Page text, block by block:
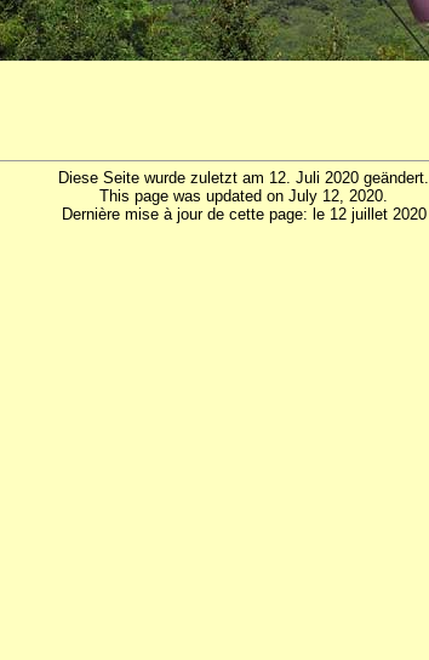
Diese Seite wurde zuletzt am 12. Juli 2020 geändert.
This page was updated on July 12, 2020.
Dernière mise à jour de cette page: le 12 juillet 2020